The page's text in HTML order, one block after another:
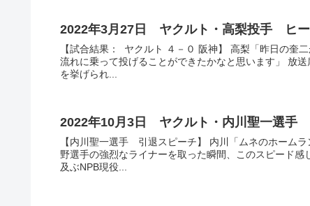
2022年3月27日 ヤクルト・高梨投手 ヒー
【試合結果： ヤクルト ４－０ 阪神】 高梨「昨日の奎
流れに乗って投げることができたかなと思います」 放
を挙げられ...
2022年10月3日 ヤクルト・内川聖一選手
【内川聖一選手 引退スピーチ】 内川「ムネのホーム
野選手の強烈なライナーを取った瞬間、このスピード
及ぶNPB現役...